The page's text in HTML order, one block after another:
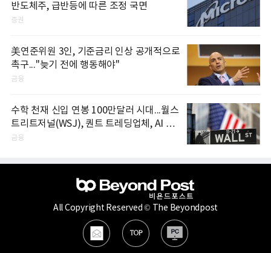
반도체주, 급반등에 따른 조정 국면
증권
美연준위원 3인, 기준금리 인상 공개적으로
촉구..."늦기 전에 행동해야"
금융
수학 천재 신입 연봉 100만달러 시대...월스
트리트저널(WSJ), 퀀트 트레딩업체, AI 기
업들 인재 확보 경쟁
금융
All Copyright Reserved © The Beyondpost